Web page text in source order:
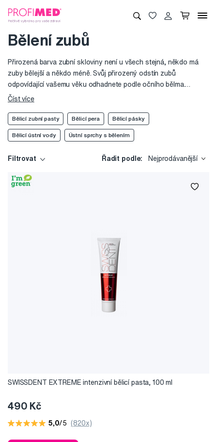
Bělení zubů
Přirozená barva zubní skloviny není u všech stejná, někdo má
zuby bělejší a někdo méně. Svůj přirozený odstín zubů
odpovídající vašemu věku odhadnete podle očního bělma.
Výrazně žlutější zabarvení může být způsobeno geneticky, ale i
několik. Od „prostého“ zbavování zubní skloviny plaku, přes
odstranění povrchového zabarvení pomocí abrazivních látek až
po chemické bělení, prováděné profesionály v ordinacích. Námi
používání naprosto bezpečné a šetrné.
Číst více
Bělicí zubní pasty Bělicí pera Bělicí pásky
Bělicí ústní vody Ústní sprchy s bělením
Filtrovat Řadit podle: Nejprodávanější
SWISSDENT EXTREME intenzivní bělicí pasta, 100 ml
490 Kč
5,0/5 (820x)